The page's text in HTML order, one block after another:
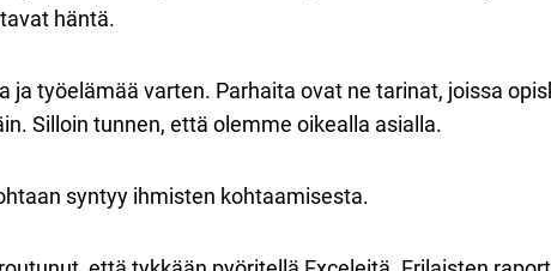
häntä.
ja työelämää varten. Parhaita ovat ne tarinat, joissa
Silloin tunnen, että olemme oikealla asialla.
syntyy ihmisten kohtaamisesta.